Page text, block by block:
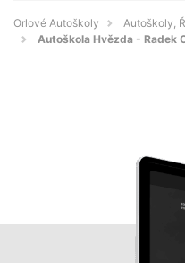
Orlové Autoškoly
Autoškoly,
Autoškola Hvězda - Radek